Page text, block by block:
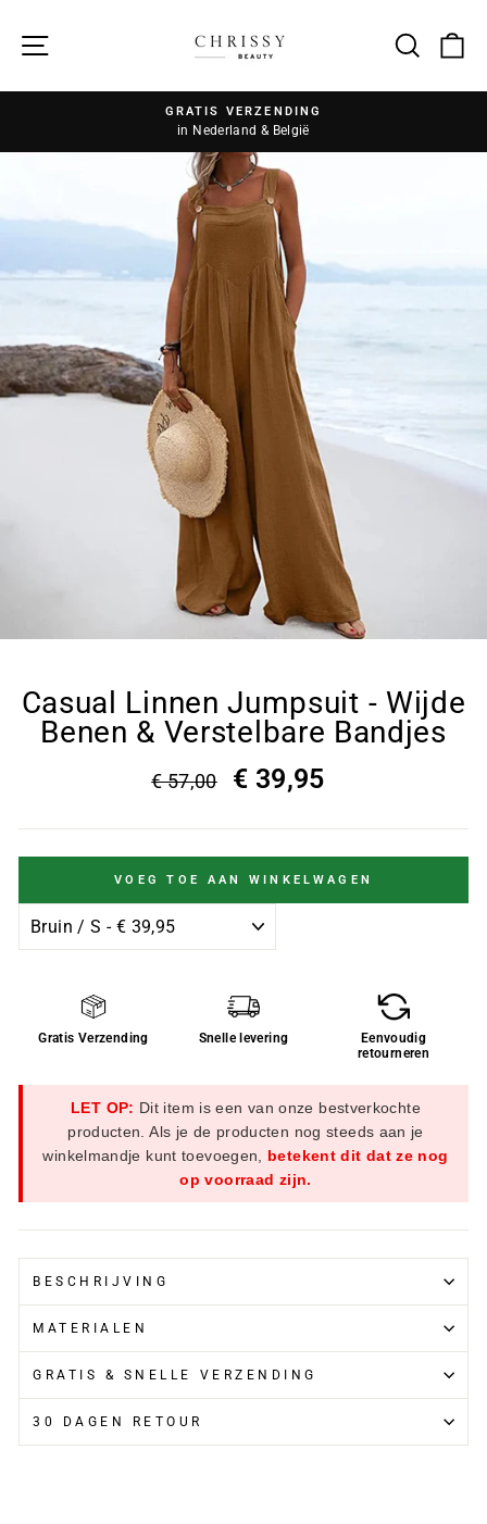
Zoek
GRATIS VERZENDING
in Nederland & België
Casual Linnen Jumpsuit - Wijde
Benen & Verstelbare Bandjes
€ 57,00 € 39,95
VOEG TOE AAN WINKELWAGEN
Gratis Verzending Snelle levering
Eenvoudig
retourneren
LET OP: Dit item is een van onze bestverkochte
producten. Als je de producten nog steeds aan je
winkelmandje kunt toevoegen, betekent dit dat ze nog
op voorraad zijn.
BESCHRIJVING
MATERIALEN
GRATIS & SNELLE VERZENDING
30 DAGEN RETOUR